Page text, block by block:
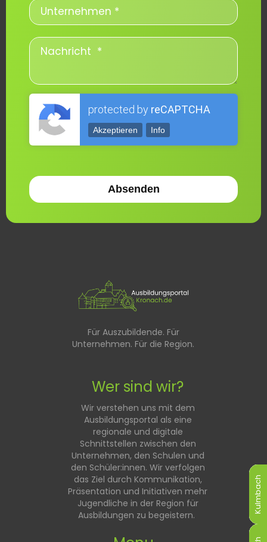
Kulmbach
Kulmbach
Kulmbach
Kulmbach
Kulmbach
Kulmbach
protected by reCAPTCHA
Akzeptieren Info
Für Auszubildende. Für
Unternehmen. Für die Region.
Wer sind wir?
Wir verstehen uns mit dem
Ausbildungsportal als eine
regionale und digitale
Schnittstellen zwischen den
Unternehmen, den Schulen und
den Schüler:innen. Wir verfolgen
das Ziel durch Kommunikation,
Präsentation und Initiativen mehr
Jugendliche in der Region für
Ausbildungen zu begeistern.